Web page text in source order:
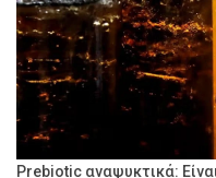
Prebiotic αναψυκτικά: